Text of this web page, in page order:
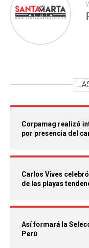
Corpamag realizó
por presencia del
Carlos Vives
de las playas
Así formará la
Perú